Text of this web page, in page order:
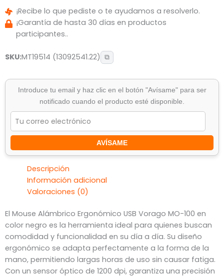
¡Recibe lo que pediste o te ayudamos a resolverlo.
¡Garantía de hasta 30 días en productos
participantes..
SKU:MT19514 (13092541.22) ⧉
Introduce tu email y haz clic en el botón "Avísame" para ser
notificado cuando el producto esté disponible.
AVÍSAME
Descripción
Información adicional
Valoraciones (0)
El Mouse Alámbrico Ergonómico USB Vorago MO-100 en
color negro es la herramienta ideal para quienes buscan
comodidad y funcionalidad en su día a día. Su diseño
ergonómico se adapta perfectamente a la forma de la
mano, permitiendo largas horas de uso sin causar fatiga.
Con un sensor óptico de 1200 dpi, garantiza una precisión